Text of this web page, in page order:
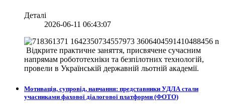
Деталі
2026-06-11 06:43:07
Відкрите практичне заняття, присвячене сучасним
напрямам робототехніки та безпілотних технологій,
провели в Українській державній льотній академії.
Мотивація, супровід, навчання: представники УДЛА стали
учасниками фахової діалогової платформи (ФОТО)